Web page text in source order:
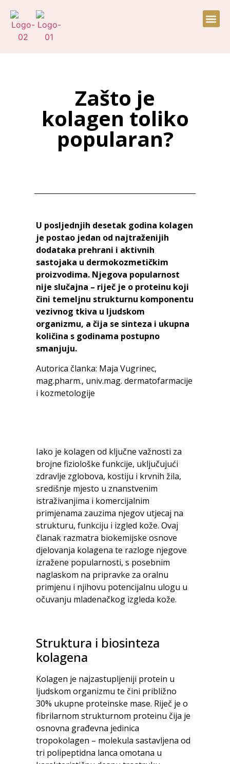
Zašto je
kolagen toliko
popularan?
U posljednjih desetak godina kolagen
je postao jedan od najtraženijih
dodataka prehrani i aktivnih
sastojaka u dermokozmetičkim
proizvodima. Njegova popularnost
nije slučajna – riječ je o proteinu koji
čini temeljnu strukturnu komponentu
vezivnog tkiva u ljudskom
organizmu, a čija se sinteza i ukupna
količina s godinama postupno
smanjuju.
Autorica članka: Maja Vugrinec,
mag.pharm., univ.mag. dermatofarmacije
i kozmetologije
Iako je kolagen od ključne važnosti za
brojne fiziološke funkcije, uključujući
zdravlje zglobova, kostiju i krvnih žila,
središnje mjesto u znanstvenim
istraživanjima i komercijalnim
primjenama zauzima njegov utjecaj na
strukturu, funkciju i izgled kože. Ovaj
članak razmatra biokemijske osnove
djelovanja kolagena te razloge njegove
izražene popularnosti, s posebnim
naglaskom na pripravke za oralnu
primjenu i njihovu potencijalnu ulogu u
očuvanju mladenačkog izgleda kože.
Struktura i biosinteza
kolagena
Kolagen je najzastupljeniji protein u
ljudskom organizmu te čini približno
30% ukupne proteinske mase. Riječ je o
fibrilarnom strukturnom proteinu čija je
osnovna građevna jedinica
tropokolagen – molekula sastavljena od
tri polipeptidna lanca omotana u